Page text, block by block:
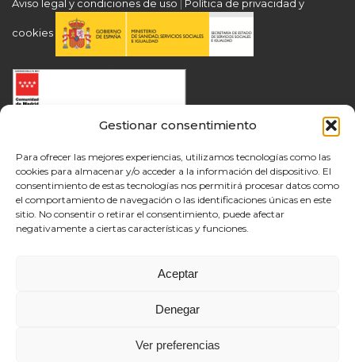
Gestionar consentimiento
Para ofrecer las mejores experiencias, utilizamos tecnologías como las
cookies para almacenar y/o acceder a la información del dispositivo. El
consentimiento de estas tecnologías nos permitirá procesar datos como
el comportamiento de navegación o las identificaciones únicas en este
sitio. No consentir o retirar el consentimiento, puede afectar
negativamente a ciertas características y funciones.
Aceptar
Denegar
Ver preferencias
Aviso legal y condiciones de uso | Política de privacidad y
cookies